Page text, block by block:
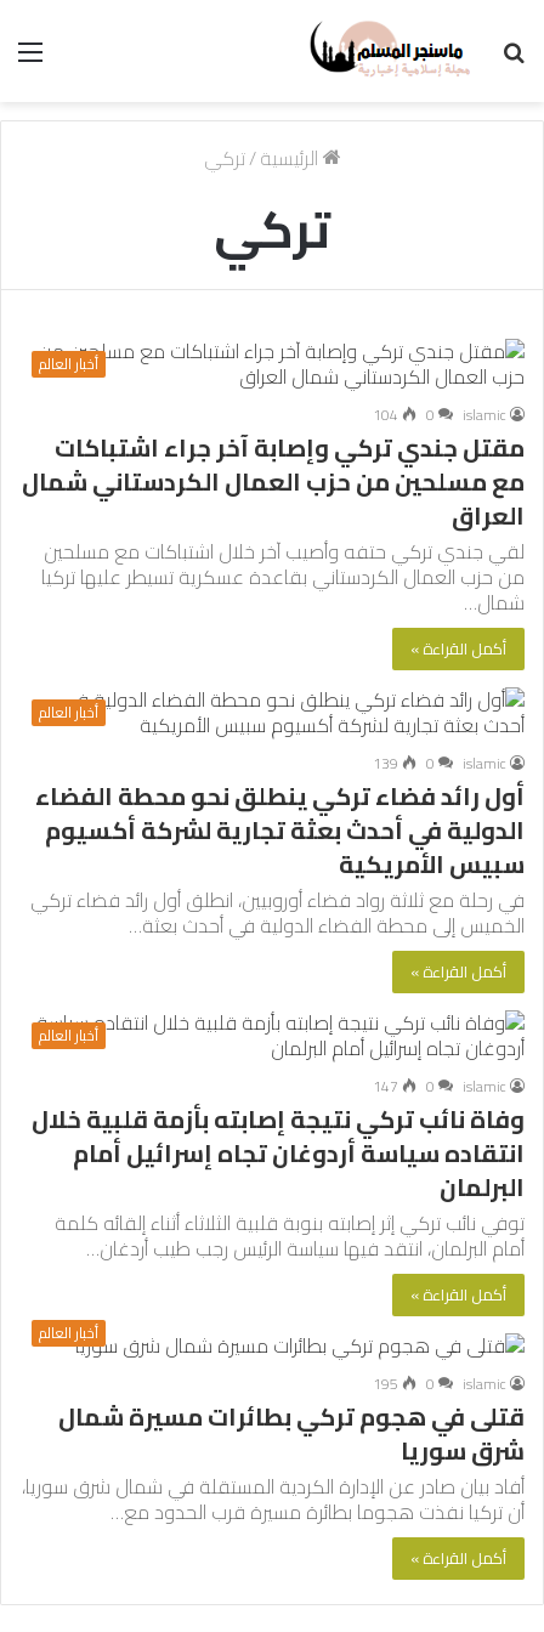
الرئيسية/تركي
تركي
أخبار العالم
islamic
0
104
مقتل جندي تركي وإصابة آخر جراء اشتباكات
مع مسلحين من حزب العمال الكردستاني شمال
العراق
لقي جندي تركي حتفه وأصيب آخر خلال اشتباكات مع مسلحين
من حزب العمال الكردستاني بقاعدة عسكرية تسيطر عليها تركيا
شمال…
أكمل القراءة »
أخبار العالم
islamic
0
139
أول رائد فضاء تركي ينطلق نحو محطة الفضاء
الدولية في أحدث بعثة تجارية لشركة أكسيوم
سبيس الأمريكية
في رحلة مع ثلاثة رواد فضاء أوروبيين، انطلق أول رائد فضاء تركي
الخميس إلى محطة الفضاء الدولية في أحدث بعثة…
أكمل القراءة »
أخبار العالم
islamic
0
147
وفاة نائب تركي نتيجة إصابته بأزمة قلبية خلال
انتقاده سياسة أردوغان تجاه إسرائيل أمام
البرلمان
توفي نائب تركي إثر إصابته بنوبة قلبية الثلاثاء أثناء إلقائه كلمة
أمام البرلمان، انتقد فيها سياسة الرئيس رجب طيب أردغان…
أكمل القراءة »
أخبار العالم
islamic
0
195
قتلى في هجوم تركي بطائرات مسيرة شمال
شرق سوريا
أفاد بيان صادر عن الإدارة الكردية المستقلة في شمال شرق سوريا،
أن تركيا نفذت هجوما بطائرة مسيرة قرب الحدود مع…
أكمل القراءة »